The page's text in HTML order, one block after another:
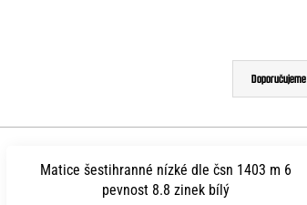
Ř
a
z
n
Doporučujeme
Matice šestihranné nízké dle čsn 1403 m 6
pevnost 8.8 zinek bílý